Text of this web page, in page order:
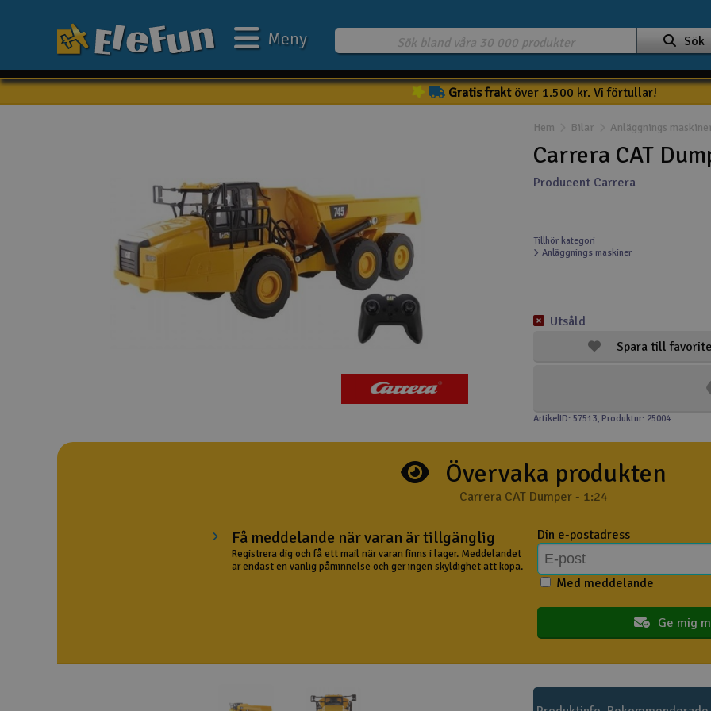
Present kort
Batteri & laddare
Bilar
Flygplan
Modellbygg- och byggsatser
Radioutrustning
Sök
Meny
Gratis fraktöver 1.500 kr. Vi förtullar!
Hem Bilar Anläggnings
Carrera CAT
Producent Carrera
Tillhör kategori
Anläggnings maskiner
Spara till
Utsåld
ArtikelID: 57513, Produktnr: 25004
Övervaka produkten
Carrera CAT Dumper - 1:24
Få meddelande när varan är tillgänglig
Registrera dig och få ett mail när varan finns i lager. Meddelandet
är endast en vänlig påminnelse och ger ingen skyldighet att köpa.
Din e-postadress
Med meddelande
Ge mig